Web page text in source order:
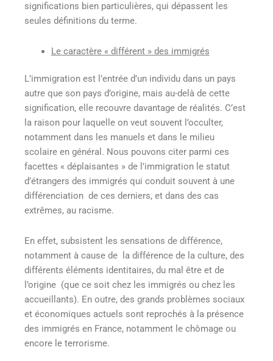
significations bien particulières, qui dépassent les
seules définitions du terme.
Le caractère « différent » des immigrés
L’immigration est l’entrée d’un individu dans un pays
autre que son pays d’origine, mais au-delà de cette
signification, elle recouvre davantage de réalités. C’est
la raison pour laquelle on veut souvent l’occulter,
notamment dans les manuels et dans le milieu
scolaire en général. Nous pouvons citer parmi ces
facettes « déplaisantes » de l’immigration le statut
d’étrangers des immigrés qui conduit souvent à une
différenciation de ces derniers, et dans des cas
extrêmes, au racisme.
En effet, subsistent les sensations de différence,
notamment à cause de la différence de la culture, des
différents éléments identitaires, du mal être et de
l’origine (que ce soit chez les immigrés ou chez les
accueillants). En outre, des grands problèmes sociaux
et économiques actuels sont reprochés à la présence
des immigrés en France, notamment le chômage ou
encore le terrorisme.